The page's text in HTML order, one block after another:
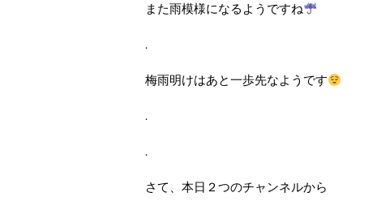
また雨模様になるようですね
.
梅雨明けはあと一歩先なようです
.
.
さて、本日２つのチャンネルから